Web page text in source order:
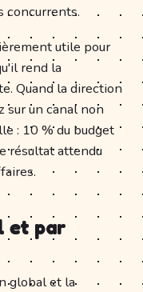
concurrents.
utile pour
rend la
Quand la direction
sur un canal non
: 10 % du budget
résultat attendu
et par
global et la